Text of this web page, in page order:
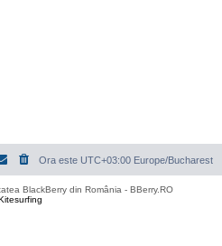
Ora este UTC+03:00 Europe/Bucharest
BlackBerry din România - BBerry.RO